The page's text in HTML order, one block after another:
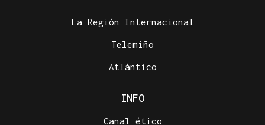
La Región Internacional
Telemiño
Atlántico
INFO
Canal ético